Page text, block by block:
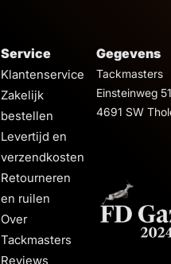
Service
Klantenservice
Zakelijk
bestellen
Levertijd en
verzendkosten
Retourneren
en ruilen
Over
Tackmasters
Reviews
Gegevens
Tackmasters
Einsteinweg 51
4691 SW